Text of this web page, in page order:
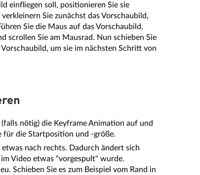
einfliegen soll, positionieren Sie sie
Sie zunächst das Vorschaubild,
Sie die Maus auf das Vorschaubild,
scrollen Sie am Mausrad. Nun schieben Sie
um sie im nächsten Schritt von
nötig) die Keyframe Animation auf und
für die Startposition und -größe.
nach rechts. Dadurch ändert sich
Video etwas "vorgespult" wurde.
Schieben Sie es zum Beispiel vom Rand in